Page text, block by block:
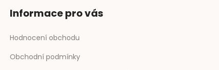
Informace pro vás
Hodnocení obchodu
Obchodní podmínky